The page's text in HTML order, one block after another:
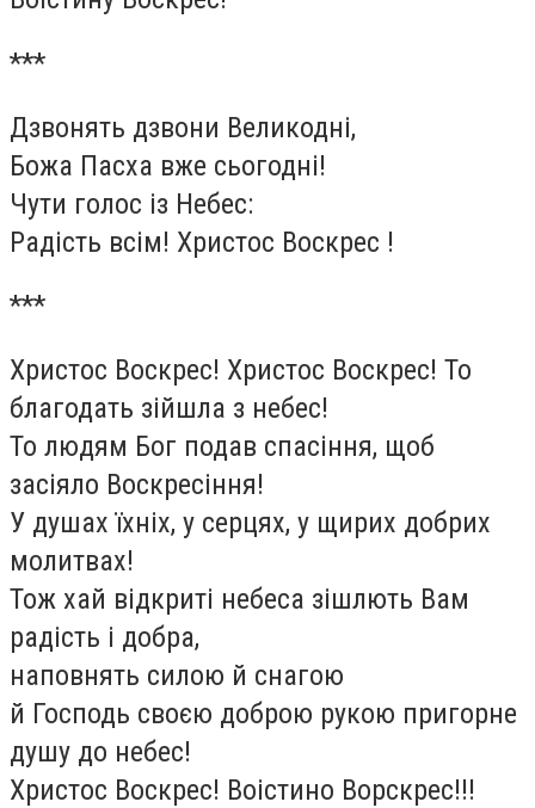
***
Дзвонять дзвони Великодні,
Божа Пасха вже сьогодні!
Чути голос із Небес:
Радість всім! Христос Воскрес !
***
Христос Воскрес! Христос Воскрес! То
благодать зійшла з небес!
То людям Бог подав спасіння, щоб
засіяло Воскресіння!
У душах їхніх, у серцях, у щирих добрих
молитвах!
Тож хай відкриті небеса зішлють Вам
радість і добра,
наповнять силою й снагою
й Господь своєю доброю рукою пригорне
душу до небес!
Христос Воскрес! Воістино Ворскрес!!!